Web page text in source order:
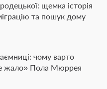
щемка історія
та пошук дому
чому варто
жало» Пола Мюррея